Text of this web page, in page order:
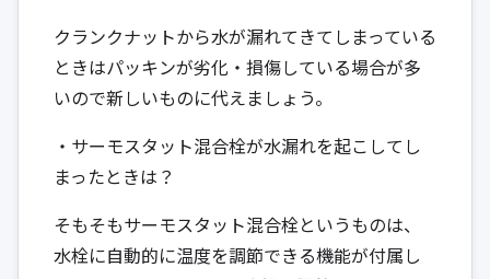
クランクナットから水が漏れてきてしまっている
ときはパッキンが劣化・損傷している場合が多
いので新しいものに代えましょう。
・サーモスタット混合栓が水漏れを起こしてし
まったときは？
そもそもサーモスタット混合栓というものは、
水栓に自動的に温度を調節できる機能が付属し